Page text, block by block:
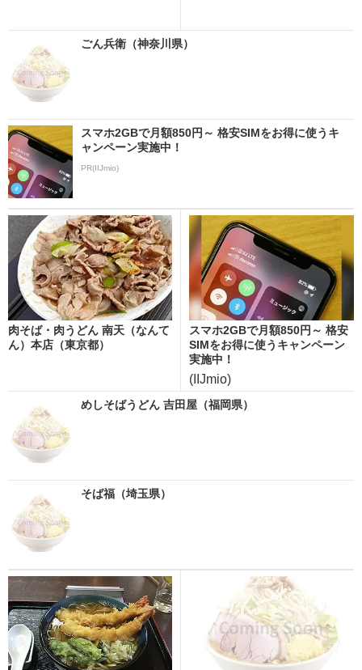
ごん兵衛（神奈川県）
スマホ2GBで月額850円～ 格安SIMをお得に使うキ
ャンペーン実施中！
PR(IIJmio)
肉そば・肉うどん 南天（なんて
ん）本店（東京都）
スマホ2GBで月額850円～ 格安
SIMをお得に使うキャンペーン
実施中！
(IIJmio)
めしそばうどん 吉田屋（福岡県）
そば福（埼玉県）